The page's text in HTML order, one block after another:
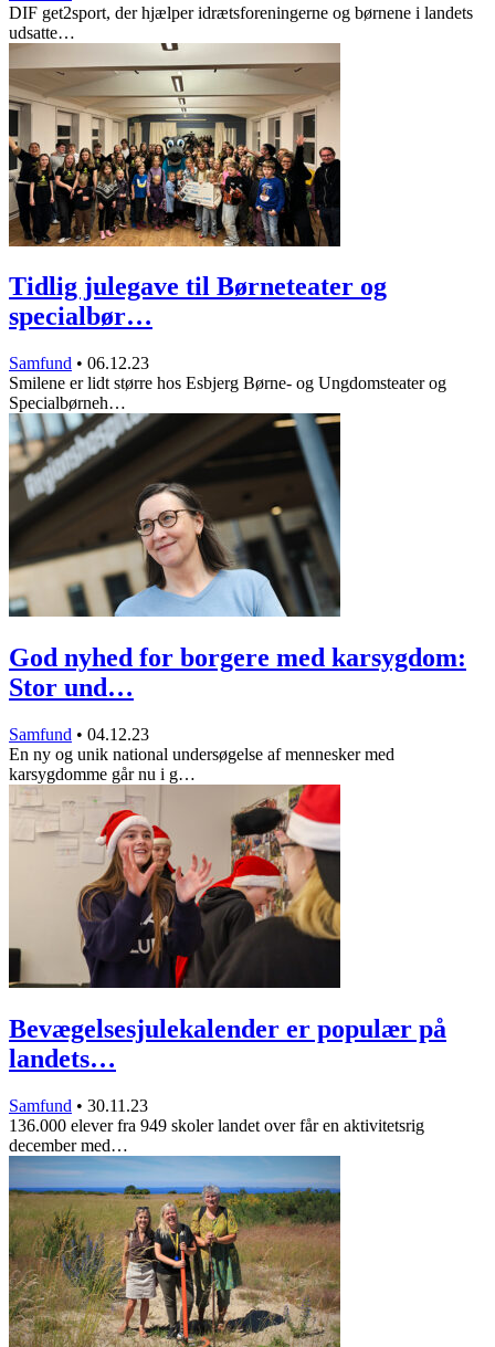
DIF get2sport, der hjælper idrætsforeningerne og børnene i landets
udsatte…
Tidlig julegave til Børneteater og
specialbør…
Samfund • 06.12.23
Smilene er lidt større hos Esbjerg Børne- og Ungdomsteater og
Specialbørneh…
God nyhed for borgere med karsygdom:
Stor und…
Samfund • 04.12.23
En ny og unik national undersøgelse af mennesker med
karsygdomme går nu i g…
Bevægelsesjulekalender er populær på
landets…
Samfund • 30.11.23
136.000 elever fra 949 skoler landet over får en aktivitetsrig
december med…